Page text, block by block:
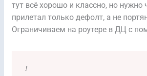
тут всё хорошо и классно, но нужно
прилетал только дефолт, а не
Ограничиваем на роутере в ДЦ с
!